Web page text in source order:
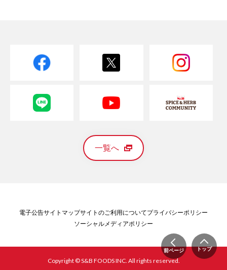
前ページ トップ
一覧へ
電子公告サイトマップサイトのご利用についてプライバシーポリシー
ソーシャルメディアポリシー
Copyright © S&B FOODS INC. All rights reserved.